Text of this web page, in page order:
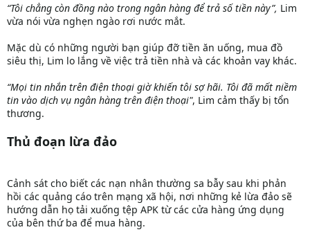
“Tôi chẳng còn đồng nào trong ngân hàng để trả số tiền này”, Lim
vừa nói vừa nghẹn ngào rơi nước mắt.
Mặc dù có những người bạn giúp đỡ tiền ăn uống, mua đồ
siêu thị, Lim lo lắng về việc trả tiền nhà và các khoản vay khác.
“Mọi tin nhắn trên điện thoại giờ khiến tôi sợ hãi. Tôi đã mất niềm
tin vào dịch vụ ngân hàng trên điện thoại", Lim cảm thấy bị tổn
thương.
Thủ đoạn lừa đảo
Cảnh sát cho biết các nạn nhân thường sa bẫy sau khi phản
hồi các quảng cáo trên mạng xã hội, nơi những kẻ lừa đảo sẽ
hướng dẫn họ tải xuống tệp APK từ các cửa hàng ứng dụng
của bên thứ ba để mua hàng.